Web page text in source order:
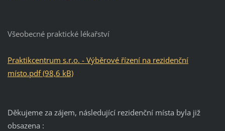
Všeobecné praktické lékařství
Praktikcentrum s.r.o. - Výběrové řízení na rezidenční
místo.pdf (98,6 kB)
Děkujeme za zájem, následující rezidenční místa byla již
obsazena :